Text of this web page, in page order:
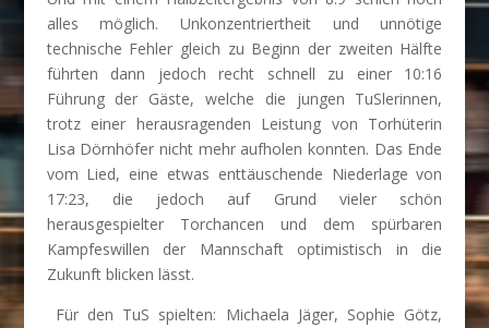
alles möglich. Unkonzentriertheit und unnötige
technische Fehler gleich zu Beginn der zweiten Hälfte
führten dann jedoch recht schnell zu einer 10:16
Führung der Gäste, welche die jungen TuSlerinnen,
trotz einer herausragenden Leistung von Torhüterin
Lisa Dörnhöfer nicht mehr aufholen konnten. Das Ende
vom Lied, eine etwas enttäuschende Niederlage von
17:23, die jedoch auf Grund vieler schön
herausgespielter Torchancen und dem spürbaren
Kampfeswillen der Mannschaft optimistisch in die
Zukunft blicken lässt.
Für den TuS spielten: Michaela Jäger, Sophie Götz,